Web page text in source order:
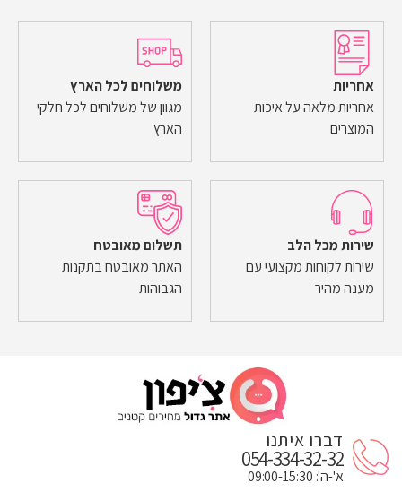
אחריות
אחריות מלאה על איכות
המוצרים
משלוחים לכל הארץ
מגוון של משלוחים לכל חלקי
הארץ
שירות מכל הלב
שירות לקוחות מקצועי עם
מענה מהיר
תשלום מאובטח
האתר מאובטח בתקנות
הגבוהות
דברו איתנו
054-334-32-32
א'-ה': 09:00-15:30